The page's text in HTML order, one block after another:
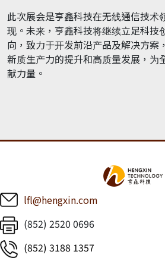
此次展会是亨鑫科技在无线通信技术
现。未来，亨鑫科技将继续立足科技
向，致力于开发前沿产品及解决方案
新质生产力的提升和高质量发展，为
献力量。
lfl@hengxin.com
(852) 2520 0696
(852) 3188 1357